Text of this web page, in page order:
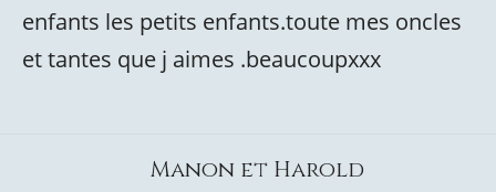
enfants les petits enfants.toute mes oncles
et tantes que j aimes .beaucoupxxx
Manon et Harold